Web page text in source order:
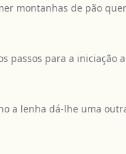
montanhas de pão
passos para a iniciação
a lenha dá-lhe uma